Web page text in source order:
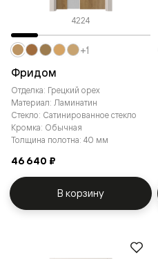
4224
Фридом
Отделка: Грецкий орех
Материал: Ламинатин
Стекло: Сатинированное стекло
Кромка: Обычная
Толщина полотна: 40 мм
46 640 ₽
+1
В корзину